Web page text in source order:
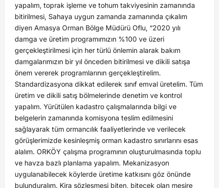
yapalım, toprak işleme ve tohum takviyesinin zamanında
bitirilmesi, Sahaya uygun zamanda zamanında çıkalım
diyen Amasya Orman Bölge Müdürü Oflu, “2020 yılı
damga ve üretim programımızın %100 ve üzeri
gerçekleştirilmesi için her türlü önlemin alarak bakım
damgalarımızın bir yıl önceden bitirilmesi ve dikili satışa
önem vererek programlarının gerçekleştirelim.
Standardizasyona dikkat edilerek sınıf emval üretelim. Tüm
üretim ve dikili satış bölmelerinde denetim ve kontrol
yapalım. Yürütülen kadastro çalışmalarında bilgi ve
belgelerin zamanında komisyona teslim edilmesini
sağlayarak tüm ormancılık faaliyetlerinde ve verilecek
görüşlerimizde kesinleşmiş orman kadastro sınırlarını esas
alalım. ORKÖY çalışma programının oluşturulmasında toplu
ve havza bazlı planlama yapalım. Mekanizasyon
uygulanabilecek köylerde üretime katkısını göz önünde
bulunduralım. Kira sözleşmesi biten, bitecek olan mesire